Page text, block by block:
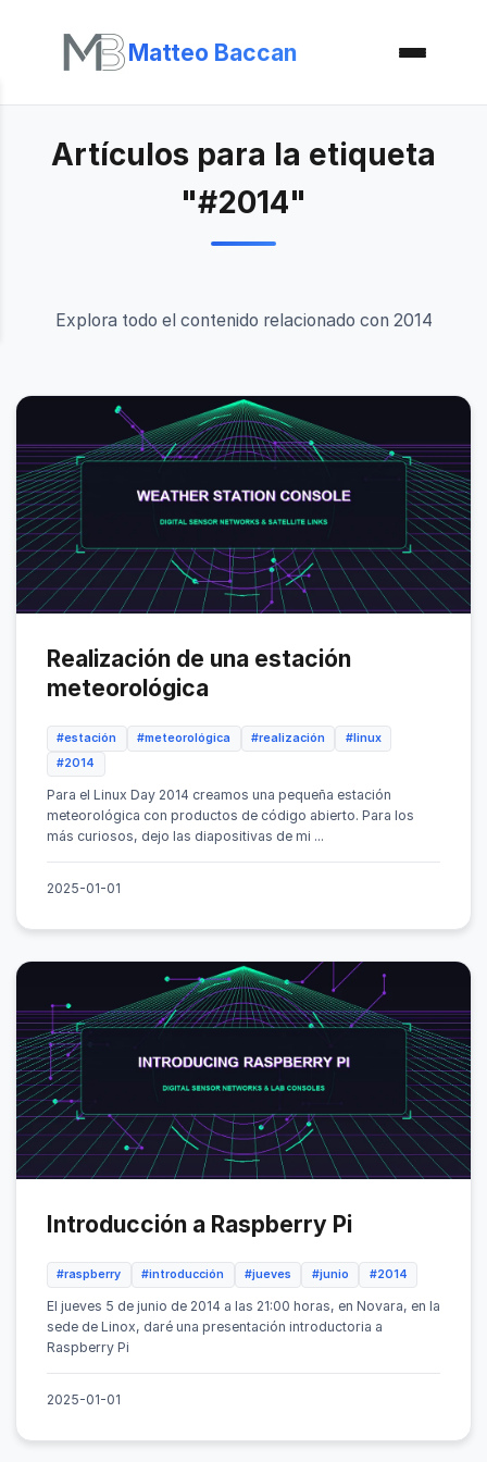
Matteo Baccan
Artículos para la etiqueta
"#2014"
Explora todo el contenido relacionado con 2014
Realización de una estación
meteorológica
#estación #meteorológica #realización
#linux
#2014
Para el Linux Day 2014 creamos una pequeña estación
meteorológica con productos de código abierto. Para los
más curiosos, dejo las diapositivas de mi ...
2025-01-01
Introducción a Raspberry Pi
#raspberry #introducción #jueves #junio #2014
El jueves 5 de junio de 2014 a las 21:00 horas, en Novara, en la
sede de Linox, daré una presentación introductoria a
Raspberry Pi
2025-01-01